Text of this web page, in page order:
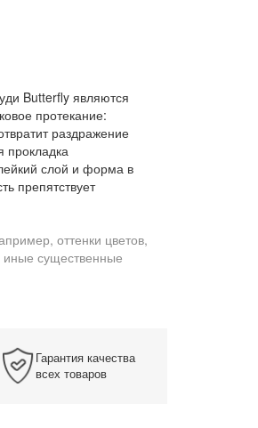
Butterfly являются
протекание:
раздражение
прокладка
слой и форма в
препятствует
оттенки цветов,
иные существенные
Гарантия качества
всех товаров